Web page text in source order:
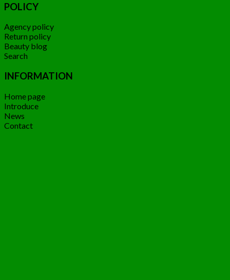
POLICY
Agency policy
Return policy
Beauty blog
Search
INFORMATION
Home page
Introduce
News
Contact